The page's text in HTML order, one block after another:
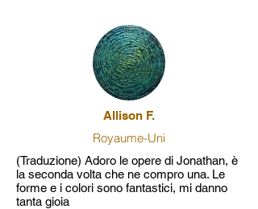
Allison F.
Royaume-Uni
(Traduzione) Adoro le opere di Jonathan, è
la seconda volta che ne compro una. Le
forme e i colori sono fantastici, mi danno
tanta gioia